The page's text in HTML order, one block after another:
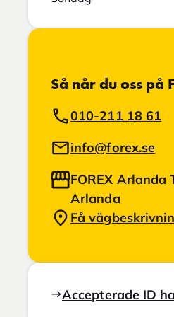
Så når du oss på
010-211 18 61
info@forex.se
FOREX Arlanda
Arlanda
Få
Accepterade ID